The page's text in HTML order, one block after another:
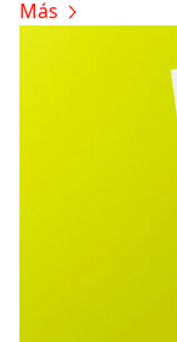
Más